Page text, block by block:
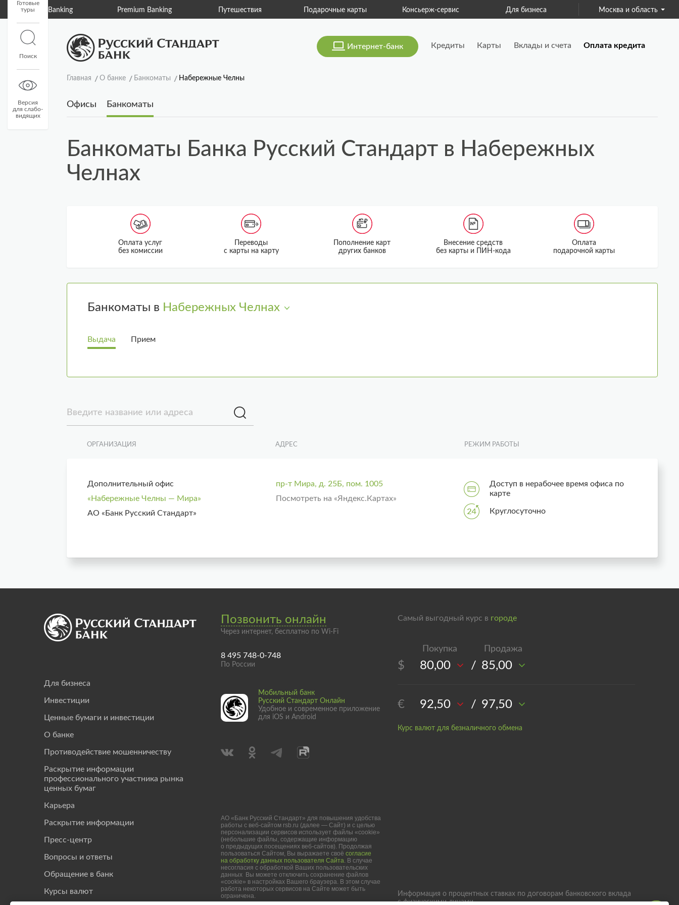
Private Banking Premium Banking Путешествия Подарочные карты Консьерж-сервис Для бизнеса Страхование
Москва и область
Готовые
туры
Поиск
Версия
для слабо-
видящих
Интернет-банк Кредиты Карты Вклады и счета Оплата кредита
Главная О банке Банкоматы Набережные Челны
Офисы Банкоматы
Банкоматы Банка Русский Стандарт в Набережных
Челнах
Оплата услуг
без комиссии
Переводы
с карты на карту
Пополнение карт
других банков
Внесение средств
без карты и ПИН-кода
Оплата
подарочной карты
Банкоматы в Набережных Челнах
Выдача Прием
Введите название или адреса
ОРГАНИЗАЦИЯ АДРЕС РЕЖИМ РАБОТЫ
Дополнительный офис
«Набережные Челны — Мира»
АО «Банк Русский Стандарт»
пр-т Мира, д. 25Б, пом. 1005
Посмотреть на «Яндекс.Картах»
Доступ в нерабочее время офиса по
карте
Круглосуточно
Позвонить онлайн
Через интернет, бесплатно по Wi-Fi
8 495 748-0-748
По России
Для бизнеса
Инвестиции
Ценные бумаги и инвестиции
О банке
Противодействие мошенничеству
Раскрытие информации
профессионального участника рынка
ценных бумаг
Карьера
Раскрытие информации
Пресс-центр
Вопросы и ответы
Обращение в банк
Курсы валют
Мобильный банк
Русский Стандарт Онлайн
Удобное и современное приложение
для iOS и Android
АО «Банк Русский Стандарт» для повышения удобства
работы с веб-сайтом rsb.ru (далее — Сайт) и с целью
персонализации сервисов использует файлы «cookie»
(небольшие файлы, содержащие информацию
о предыдущих посещениях веб-сайтов). Продолжая
пользоваться Сайтом, Вы выражаете своё согласие
на обработку данных пользователя Сайта. В случае
несогласия с обработкой Ваших пользовательских
данных Вы можете отключить сохранение файлов
«cookie» в настройках Вашего браузера. В этом случае
работа некоторых сервисов на Сайте может быть
ограничена.
Самый выгодный курс в городе
$ 80,00 / 85,00
€ 92,50 / 97,50
Курс валют для безналичного обмена
Информация о процентных ставках по договорам банковского вклада
с физическими лицами